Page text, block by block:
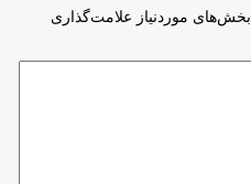
بخش‌های موردنیاز علامت‌گذاری